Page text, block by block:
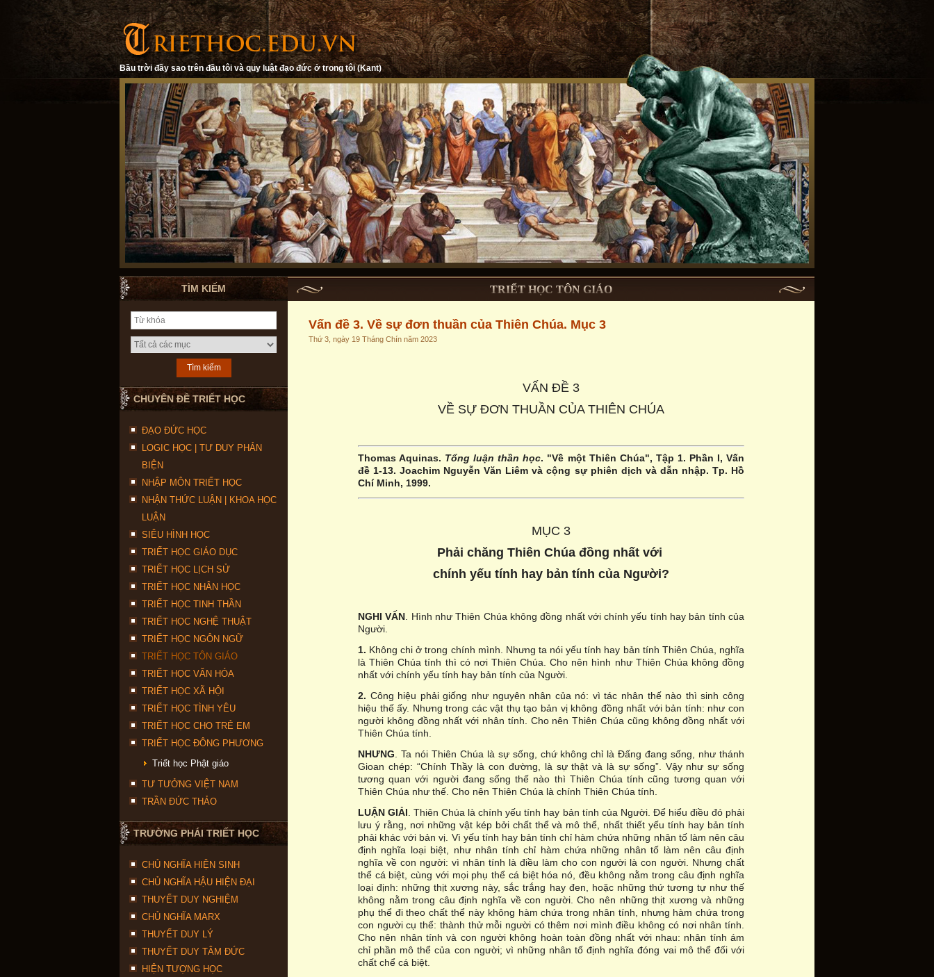
Bầu trời đầy sao trên đầu tôi và quy luật đạo đức ở trong tôi (Kant)
TÌM KIẾM
CHUYÊN ĐỀ TRIẾT HỌC
ĐẠO ĐỨC HỌC
LOGIC HỌC | TƯ DUY PHẢN
BIỆN
NHẬP MÔN TRIẾT HỌC
NHẬN THỨC LUẬN | KHOA HỌC
LUẬN
SIÊU HÌNH HỌC
TRIẾT HỌC GIÁO DỤC
TRIẾT HỌC LỊCH SỬ
TRIẾT HỌC NHÂN HỌC
TRIẾT HỌC TINH THẦN
TRIẾT HỌC NGHỆ THUẬT
TRIẾT HỌC NGÔN NGỮ
TRIẾT HỌC TÔN GIÁO
TRIẾT HỌC VĂN HÓA
TRIẾT HỌC XÃ HỘI
TRIẾT HỌC TÌNH YÊU
TRIẾT HỌC CHO TRẺ EM
TRIẾT HỌC ĐÔNG PHƯƠNG
Triết học Phật giáo
TƯ TƯỞNG VIỆT NAM
TRẦN ĐỨC THẢO
TRƯỜNG PHÁI TRIẾT HỌC
CHỦ NGHĨA HIỆN SINH
CHỦ NGHĨA HẬU HIỆN ĐẠI
THUYẾT DUY NGHIỆM
CHỦ NGHĨA MARX
THUYẾT DUY LÝ
THUYẾT DUY TÂM ĐỨC
HIỆN TƯỢNG HỌC
TRIẾT HỌC TÔN GIÁO
Vấn đề 3. Về sự đơn thuần của Thiên Chúa. Mục 3
Thứ 3, ngày 19 Tháng Chín năm 2023
VẤN ĐỀ 3
VỀ SỰ ĐƠN THUẦN CỦA THIÊN CHÚA
Thomas Aquinas. Tổng luận thần học. "Về một Thiên Chúa", Tập 1. Phần I, Vấn
đề 1-13. Joachim Nguyễn Văn Liêm và cộng sự phiên dịch và dẫn nhập. Tp. Hồ
Chí Minh, 1999.
MỤC 3
Phải chăng Thiên Chúa đồng nhất với
chính yếu tính hay bản tính của Người?
NGHI VẤN . Hình như Thiên Chúa không đồng nhất với chính yếu tính hay bản tính của
Người.
1. Không chi ở trong chính mình. Nhưng ta nói yếu tính hay bản tính Thiên Chúa, nghĩa
là Thiên Chúa tính thì có nơi Thiên Chúa. Cho nên hình như Thiên Chúa không đồng
nhất với chính yếu tính hay bản tính của Người.
2. Công hiệu phải giống như nguyên nhân của nó: vì tác nhân thế nào thì sinh công
hiệu thế ấy. Nhưng trong các vật thụ tạo bản vị không đồng nhất với bản tính: như con
người không đồng nhất với nhân tính. Cho nên Thiên Chúa cũng không đồng nhất với
Thiên Chúa tính.
NHƯNG . Ta nói Thiên Chúa là sự sống, chứ không chỉ là Đấng đang sống, như thánh
Gioan chép: “Chính Thầy là con đường, là sự thật và là sự sống”. Vậy như sự sống
tương quan với người đang sống thế nào thì Thiên Chúa tính cũng tương quan với
Thiên Chúa như thế. Cho nên Thiên Chúa là chính Thiên Chúa tính.
LUẬN GIẢI . Thiên Chúa là chính yếu tính hay bản tính của Người. Để hiểu điều đó phải
lưu ý rằng, nơi những vật kép bởi chất thể và mô thể, nhất thiết yếu tính hay bản tính
phải khác với bản vị. Vì yếu tính hay bản tính chỉ hàm chứa những nhân tố làm nên câu
định nghĩa loại biệt, như nhân tính chỉ hàm chứa những nhân tố làm nên câu định
nghĩa về con người: vì nhân tính là điều làm cho con người là con người. Nhưng chất
thể cá biệt, cùng với mọi phụ thể cá biệt hóa nó, đều không nằm trong câu định nghĩa
loại định: những thịt xương này, sắc trắng hay đen, hoặc những thứ tương tự như thế
không nằm trong câu định nghĩa về con người. Cho nên những thịt xương và những
phụ thể đi theo chất thể này không hàm chứa trong nhân tính, nhưng hàm chứa trong
con người cụ thể: thành thử mỗi người có thêm nơi mình điều không có nơi nhân tính.
Cho nên nhân tính và con người không hoàn toàn đồng nhất với nhau: nhân tính ám
chỉ phần mô thể của con người; vì những nhân tố định nghĩa đóng vai mô thể đối với
chất chể cá biệt.